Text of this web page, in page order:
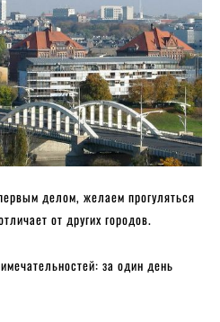
делом, желаем прогуляться
от других городов.
за один день